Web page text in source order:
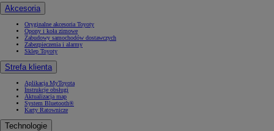
Akcesoria
Oryginalne akcesoria Toyoty
Opony i koła zimowe
Zabudowy samochodów dostawczych
Zabezpieczenia i alarmy
Sklep Toyoty
Strefa klienta
Aplikacja MyToyota
Instrukcje obsługi
Aktualizacja map
System Bluetooth®
Karty Ratownicze
Technologie